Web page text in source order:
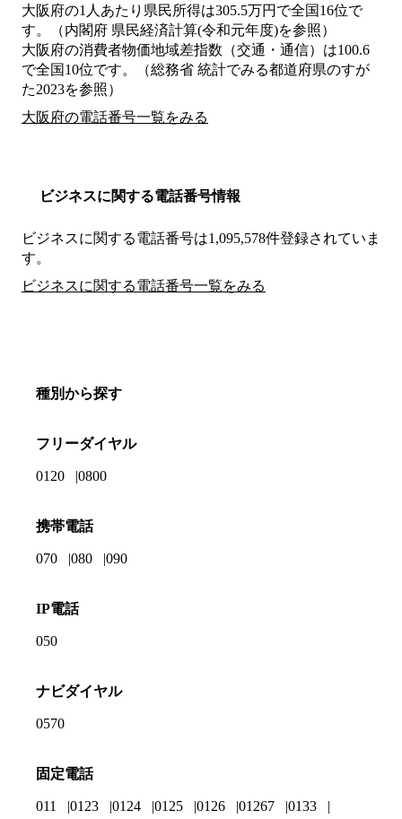
大阪府の1人あたり県民所得は305.5万円で全国16位で
す。（内閣府 県民経済計算(令和元年度)を参照）
大阪府の消費者物価地域差指数（交通・通信）は100.6
で全国10位です。（総務省 統計でみる都道府県のすが
た2023を参照）
大阪府の電話番号一覧をみる
ビジネスに関する電話番号情報
ビジネスに関する電話番号は1,095,578件登録されていま
す。
ビジネスに関する電話番号一覧をみる
種別から探す
フリーダイヤル
0120 0800
携帯電話
070 080 090
IP電話
050
ナビダイヤル
0570
固定電話
011 0123 0124 0125 0126 01267 0133